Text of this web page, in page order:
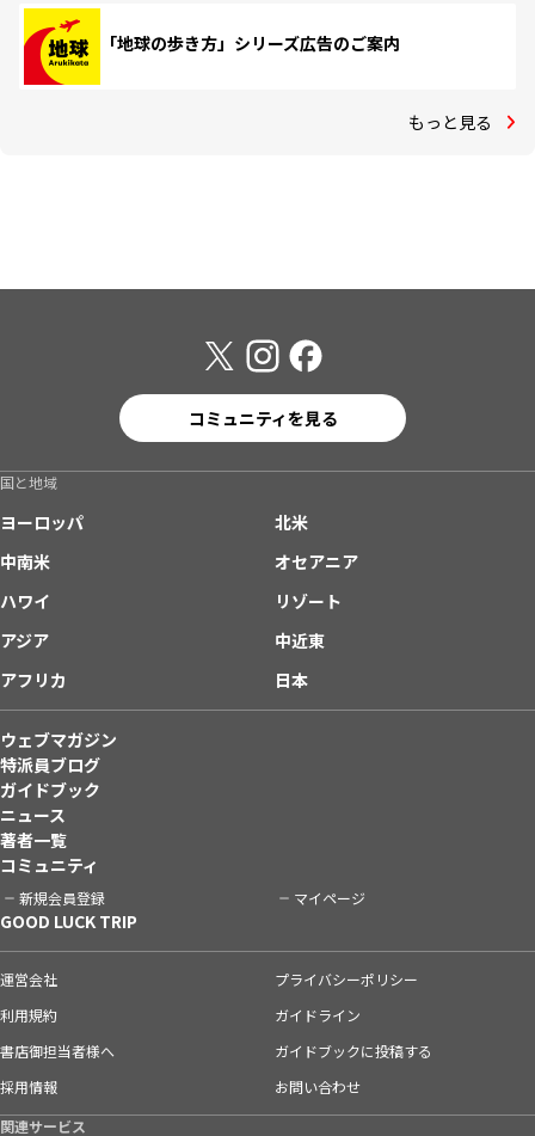
「地球の歩き方」シリーズ広告のご案内
もっと見る
コミュニティを見る
国と地域
ヨーロッパ
北米
中南米
オセアニア
ハワイ
リゾート
アジア
中近東
アフリカ
日本
ウェブマガジン
特派員ブログ
ガイドブック
ニュース
著者一覧
コミュニティ
新規会員登録 マイページ
GOOD LUCK TRIP
運営会社
プライバシーポリシー
利用規約
ガイドライン
書店御担当者様へ
ガイドブックに投稿する
採用情報
お問い合わせ
関連サービス